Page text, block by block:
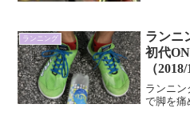
ランニング
ランニング
初代
（2018/
ランニングシュー
で脚を痛